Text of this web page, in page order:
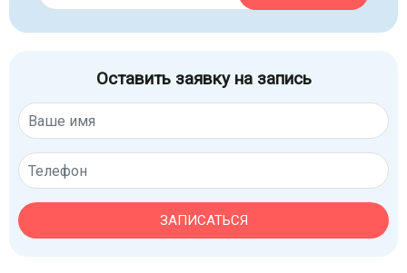
Оставить заявку на запись
ЗАПИСАТЬСЯ